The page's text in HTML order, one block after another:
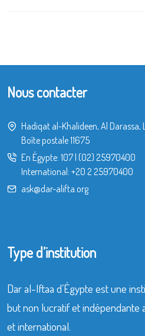
Nous contacter
Hadiqat al-Khalideen, Al Darassa,
Boîte postale 11675
En Égypte: 107 (02) 25970400
International: +20 2 25970400
ask@dar-alifta.org
Type d’institution
Dar al-Iftaa d’Égypte est une
but non lucratif et indépendante
et international.